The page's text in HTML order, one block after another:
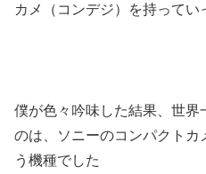
カメ（コンデジ）を持って
僕が色々吟味した結果、世界
のは、ソニーのコンパクト
う機種でした